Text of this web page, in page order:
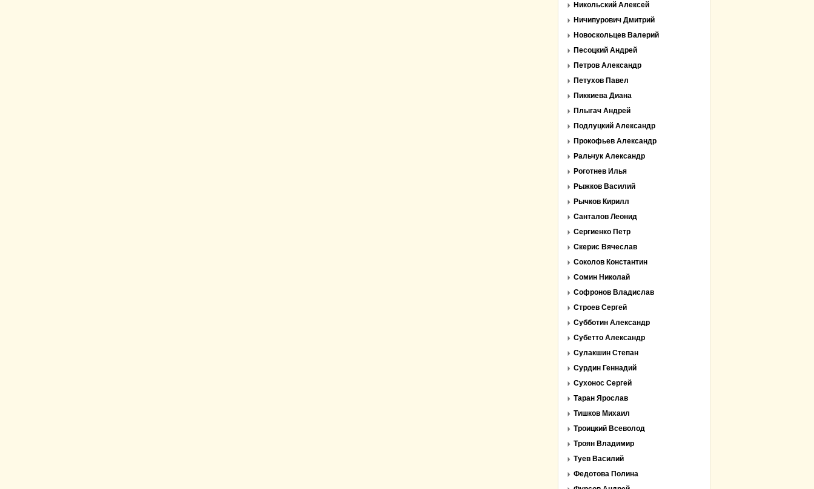
Никольский Алексей
Ничипурович Дмитрий
Новоскольцев Валерий
Песоцкий Андрей
Петров Александр
Петухов Павел
Пиккиева Диана
Плыгач Андрей
Подлуцкий Александр
Прокофьев Александр
Ральчук Александр
Роготнев Илья
Рыжков Василий
Рычков Кирилл
Санталов Леонид
Сергиенко Петр
Скерис Вячеслав
Соколов Константин
Сомин Николай
Софронов Владислав
Строев Сергей
Субботин Александр
Субетто Александр
Сулакшин Степан
Сурдин Геннадий
Сухонос Сергей
Таран Ярослав
Тишков Михаил
Троицкий Всеволод
Троян Владимир
Туев Василий
Федотова Полина